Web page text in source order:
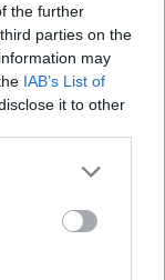
the further
parties on the
may
IAB’s List of
it to other
πέραν
το